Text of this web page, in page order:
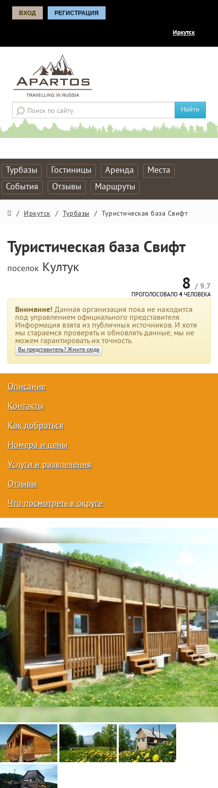
ВХОД РЕГИСТРАЦИЯ
Иркутск
Найти
Турбазы Гостиницы Аренда
Места
События
Отзывы Маршруты
/ Иркутск / Турбазы / Туристическая база Свифт
Туристическая база Свифт
поселок Култук
8 / 9.7
ПРОГОЛОСОВАЛО 4 ЧЕЛОВЕКА
Внимание! Данная организация пока не находится
под управлением официального представителя.
Информация взята из публичных источников. И хотя
мы стараемся проверять и обновлять данные, мы не
можем гарантировать их точность.
Вы представитель? Жмите сюда
Описание
Контакты
Как добраться
Номера и цены
Услуги и развлечения
Отзывы
Что посмотреть в округе